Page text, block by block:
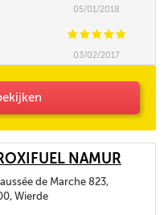
05/01/2018
CCCCC
03/02/2017
NAMUR
de Marche 823,
Wierde